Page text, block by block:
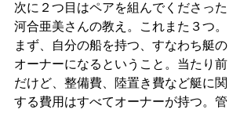
次に２つ目はペアを組んでくださった
河合亜美さんの教え。これまた３つ。
まず、自分の船を持つ、すなわち艇の
オーナーになるということ。当たり前
だけど、整備費、陸置き費など艇に関
する費用はすべてオーナーが持つ。管